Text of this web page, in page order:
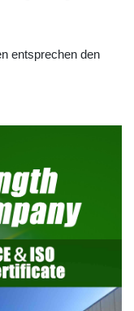
entsprechen den